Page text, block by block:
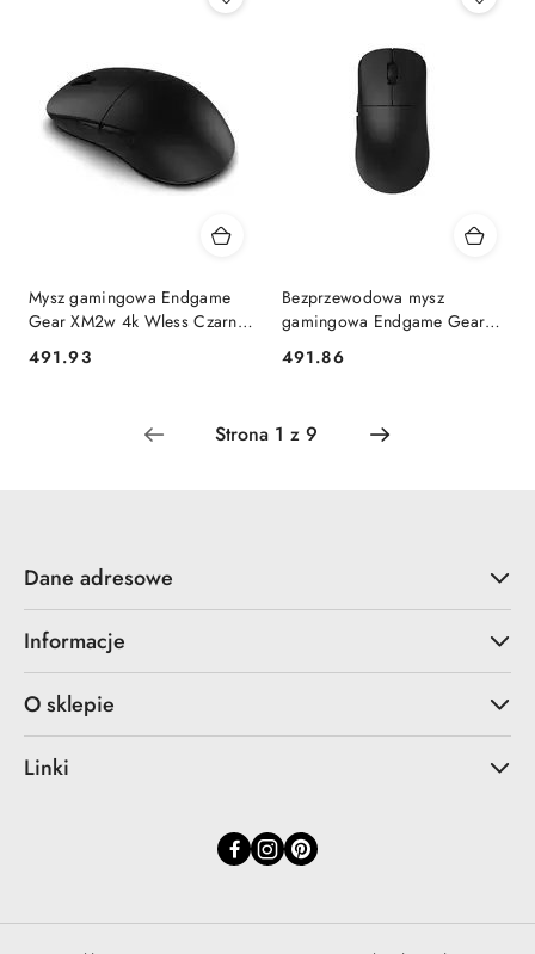
Mysz gamingowa Endgame
Gear XM2w 4k Wless Czarna
Cena:
491.93
Bezprzewodowa mysz
gamingowa Endgame Gear
Gear
Cena:
491.86
Dane adresowe
Informacje
O sklepie
Linki